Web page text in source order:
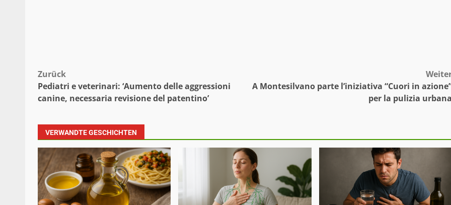
Beitragsnavigation
Zurück
Pediatri e veterinari: ‘Aumento delle aggressioni
canine, necessaria revisione del patentino’
A Montesilvano parte l’iniziativa “Cuori in
per la pulizia
VERWANDTE GESCHICHTEN